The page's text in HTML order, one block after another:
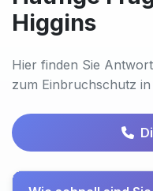
Higgins
Hier finden Sie
zum Einbruchschutz